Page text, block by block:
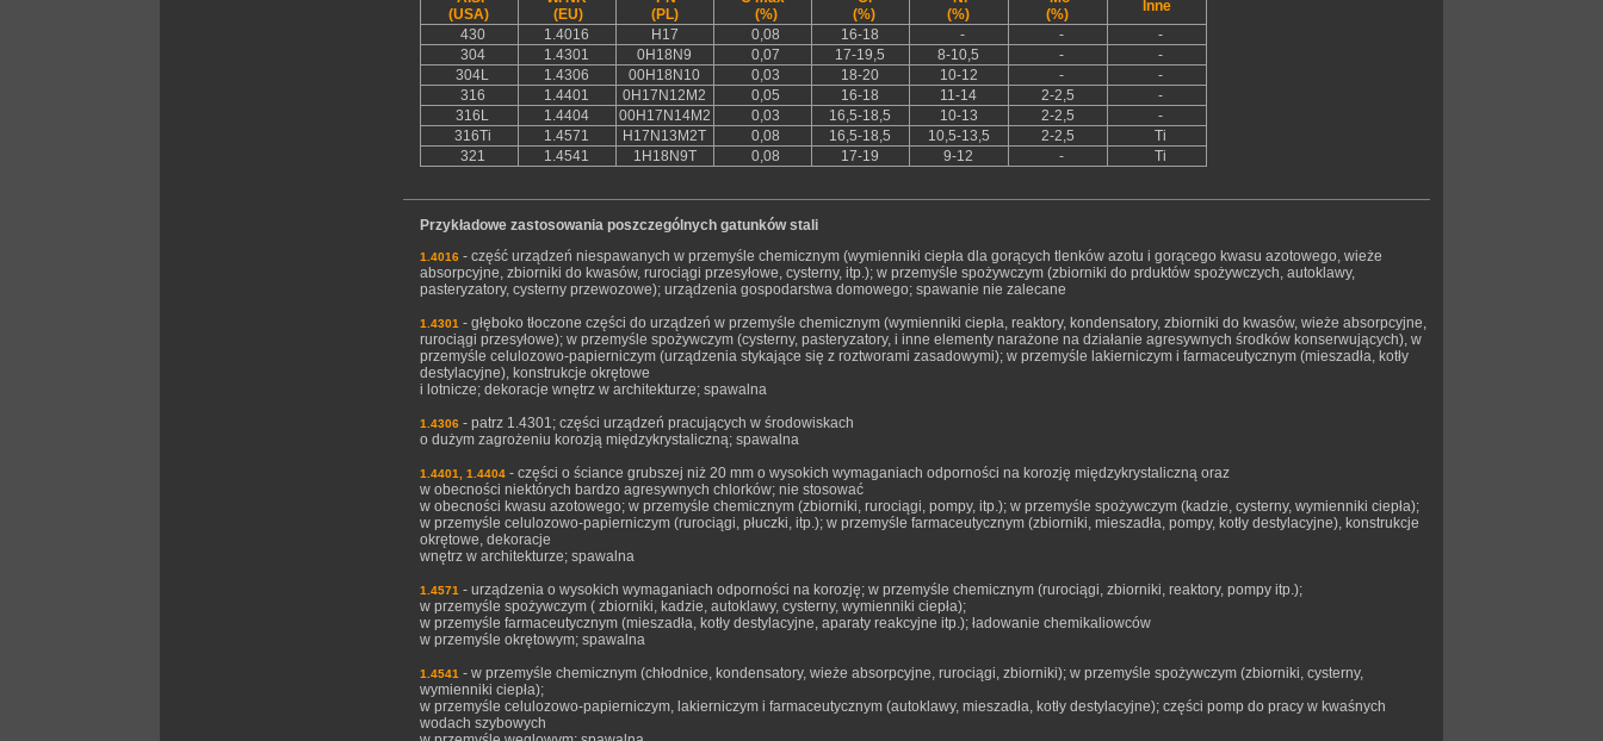
(USA)
(EU)
(PL)
(%)
(%)
(%)
(%)
Inne
430
1.4016 H17 0,08 16-18 - -
-
304
1.4301 0H18N9 0,07 17-19,5 8-10,5 -
-
304L
1.4306 00H18N10 0,03 18-20 10-12 -
-
316
1.4401 0H17N12M2 0,05 16-18 11-14 2-2,5
-
316L
1.4404 00H17N14M2 0,03 16,5-18,5 10-13 2-2,5
-
316Ti
1.4571 H17N13M2T 0,08 16,5-18,5 10,5-13,5 2-2,5
Ti
321
1.4541 1H18N9T 0,08 17-19 9-12 - Ti
Przykładowe zastosowania poszczególnych gatunków stali
1.4016- część urządzeń niespawanych w przemyśle chemicznym (wymienniki ciepła dla gorących tlenków azotu i gorącego kwasu azotowego, wieże
absorpcyjne, zbiorniki do kwasów, rurociągi przesyłowe, cysterny, itp.); w przemyśle spożywczym (zbiorniki do prduktów spożywczych, autoklawy,
pasteryzatory, cysterny przewozowe); urządzenia gospodarstwa domowego; spawanie nie zalecane
1.4301- głęboko tłoczone części do urządzeń w przemyśle chemicznym (wymienniki ciepła, reaktory, kondensatory, zbiorniki do kwasów, wieże absorpcyjne,
rurociągi przesyłowe); w przemyśle spożywczym (cysterny, pasteryzatory, i inne elementy narażone na działanie agresywnych środków konserwujących), w
przemyśle celulozowo-papierniczym (urządzenia stykające się z roztworami zasadowymi); w przemyśle lakierniczym i farmaceutycznym (mieszadła, kotły
destylacyjne), konstrukcje okrętowe
i lotnicze; dekoracje wnętrz w architekturze; spawalna
1.4306- patrz 1.4301; części urządzeń pracujących w środowiskach
o dużym zagrożeniu korozją międzykrystaliczną; spawalna
1.4401, 1.4404- części o ściance grubszej niż 20 mm o wysokich wymaganiach odporności na korozję międzykrystaliczną oraz
w obecności niektórych bardzo agresywnych chlorków; nie stosować
w obecności kwasu azotowego; w przemyśle chemicznym (zbiorniki, rurociągi, pompy, itp.); w przemyśle spożywczym (kadzie, cysterny, wymienniki ciepła);
w przemyśle celulozowo-papierniczym (rurociągi, płuczki, itp.); w przemyśle farmaceutycznym (zbiorniki, mieszadła, pompy, kotły destylacyjne), konstrukcje
okrętowe, dekoracje
wnętrz w architekturze; spawalna
1.4571- urządzenia o wysokich wymaganiach odporności na korozję; w przemyśle chemicznym (rurociągi, zbiorniki, reaktory, pompy itp.);
w przemyśle spożywczym ( zbiorniki, kadzie, autoklawy, cysterny, wymienniki ciepła);
w przemyśle farmaceutycznym (mieszadła, kotły destylacyjne, aparaty reakcyjne itp.); ładowanie chemikaliowców
w przemyśle okrętowym; spawalna
1.4541- w przemyśle chemicznym (chłodnice, kondensatory, wieże absorpcyjne, rurociągi, zbiorniki); w przemyśle spożywczym (zbiorniki, cysterny,
wymienniki ciepła);
w przemyśle celulozowo-papierniczym, lakierniczym i farmaceutycznym (autoklawy, mieszadła, kotły destylacyjne); części pomp do pracy w kwaśnych
wodach szybowych